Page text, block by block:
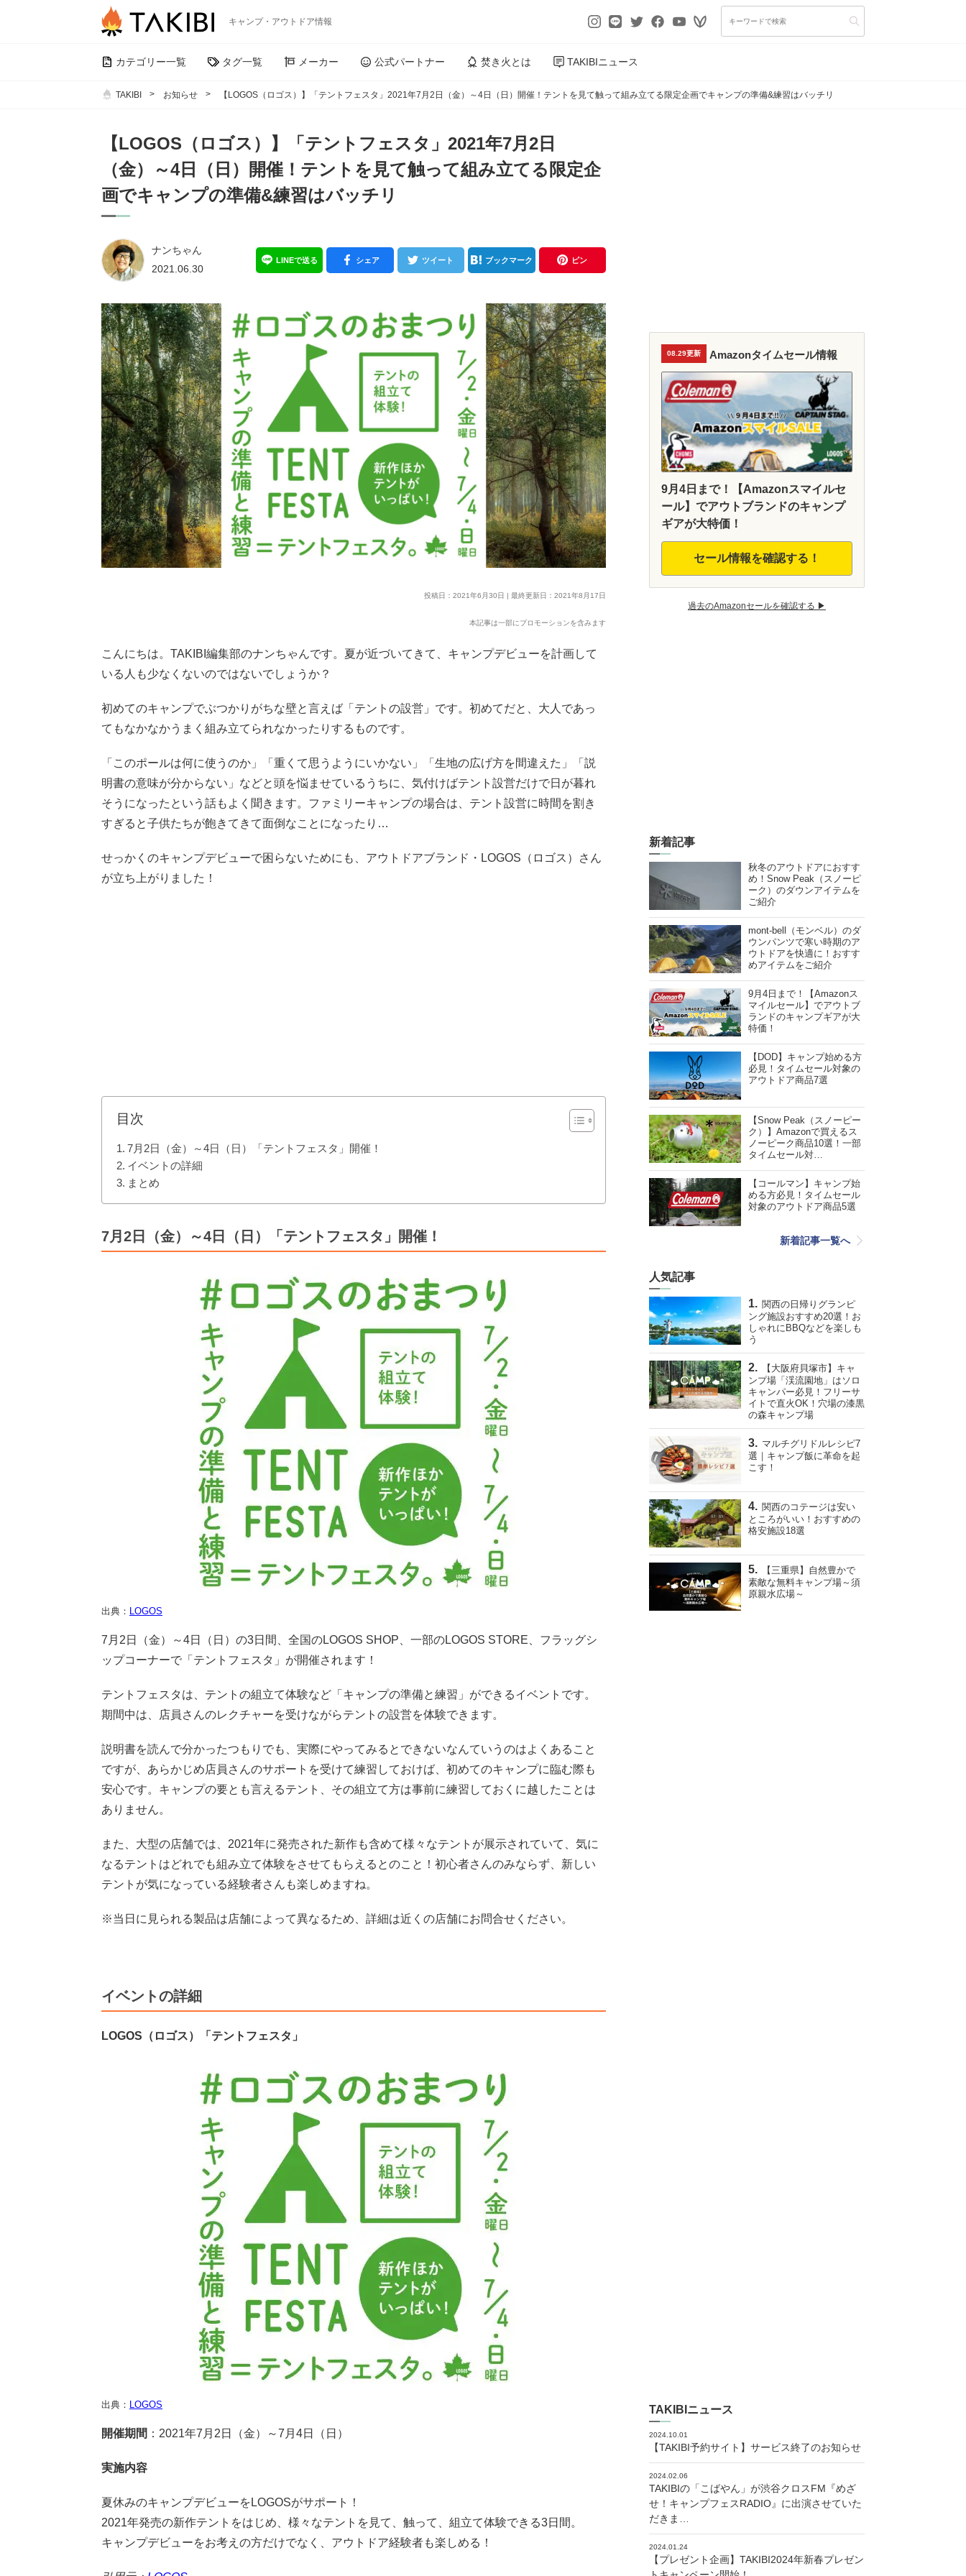
キャンプ・アウトドア情報
カテゴリー一覧 タグ一覧 メーカー 公式パートナー 焚き火とは TAKIBIニュース
TAKIBI お知らせ 【LOGOS（ロゴス）】「テントフェスタ」2021年7月2日（金）～4日（日）開催！テントを見て触って組み立てる限定企画でキャンプの準備&練習はバッチリ
【LOGOS（ロゴス）】「テントフェスタ」2021年7月2日
（金）～4日（日）開催！テントを見て触って組み立てる限定企
画でキャンプの準備&練習はバッチリ
ナンちゃん
2021.06.30
LINEで送る シェア ツイート ブックマーク ピン
投稿日：2021年6月30日 | 最終更新日：2021年8月17日
本記事は一部にプロモーションを含みます
こんにちは。TAKIBI編集部のナンちゃんです。夏が近づいてきて、キャンプデビューを計画して
いる人も少なくないのではないでしょうか？
初めてのキャンプでぶつかりがちな壁と言えば「テントの設営」です。初めてだと、大人であっ
てもなかなかうまく組み立てられなかったりするものです。
「このポールは何に使うのか」「重くて思うようにいかない」「生地の広げ方を間違えた」「説
明書の意味が分からない」などと頭を悩ませているうちに、気付けばテント設営だけで日が暮れ
そうになったという話もよく聞きます。ファミリーキャンプの場合は、テント設営に時間を割き
すぎると子供たちが飽きてきて面倒なことになったり…
せっかくのキャンプデビューで困らないためにも、アウトドアブランド・LOGOS（ロゴス）さん
が立ち上がりました！
目次
7月2日（金）～4日（日）「テントフェスタ」開催！
イベントの詳細
まとめ
7月2日（金）～4日（日）「テントフェスタ」開催！
出典： LOGOS
7月2日（金）～4日（日）の3日間、全国のLOGOS SHOP、一部のLOGOS STORE、フラッグシ
ップコーナーで「テントフェスタ」が開催されます！
テントフェスタは、テントの組立て体験など「キャンプの準備と練習」ができるイベントです。
期間中は、店員さんのレクチャーを受けながらテントの設営を体験できます。
説明書を読んで分かったつもりでも、実際にやってみるとできないなんていうのはよくあること
ですが、あらかじめ店員さんのサポートを受けて練習しておけば、初めてのキャンプに臨む際も
安心です。キャンプの要とも言えるテント、その組立て方は事前に練習しておくに越したことは
ありません。
また、大型の店舗では、2021年に発売された新作も含めて様々なテントが展示されていて、気に
なるテントはどれでも組み立て体験をさせてもらえるとのこと！初心者さんのみならず、新しい
テントが気になっている経験者さんも楽しめますね。
※当日に見られる製品は店舗によって異なるため、詳細は近くの店舗にお問合せください。
イベントの詳細
LOGOS（ロゴス）「テントフェスタ」
出典： LOGOS
開催期間 ：2021年7月2日（金）～7月4日（日）
実施内容
夏休みのキャンプデビューをLOGOSがサポート！
2021年発売の新作テントをはじめ、様々なテントを見て、触って、組立て体験できる3日間。
キャンプデビューをお考えの方だけでなく、アウトドア経験者も楽しめる！
08.29更新 Amazonタイムセール情報
9月4日まで！【Amazonスマイルセ
ール】でアウトブランドのキャンプ
ギアが大特価！
セール情報を確認する！
過去のAmazonセールを確認する ▶︎
新着記事
秋冬のアウトドアにおすす
め！Snow Peak（スノーピ
ーク）のダウンアイテムを
ご紹介
mont-bell（モンベル）のダ
ウンパンツで寒い時期のア
ウトドアを快適に！おすす
めアイテムをご紹介
9月4日まで！【Amazonス
マイルセール】でアウトブ
ランドのキャンプギアが大
特価！
【DOD】キャンプ始める方
必見！タイムセール対象の
アウトドア商品7選
【Snow Peak（スノーピー
ク）】Amazonで買えるス
ノーピーク商品10選！一部
タイムセール対…
【コールマン】キャンプ始
める方必見！タイムセール
対象のアウトドア商品5選
新着記事一覧へ
人気記事
関西の日帰りグランピ
ング施設おすすめ20選！お
しゃれにBBQなどを楽しも
う
【大阪府貝塚市】キャ
ンプ場「渓流園地」はソロ
キャンパー必見！フリーサ
イトで直火OK！穴場の漆黒
の森キャンプ場
マルチグリドルレシピ7
選｜キャンプ飯に革命を起
こす！
関西のコテージは安い
ところがいい！おすすめの
格安施設18選
【三重県】自然豊かで
素敵な無料キャンプ場～須
原親水広場～
TAKIBIニュース
2024.10.01
【TAKIBI予約サイト】サービス終了のお知らせ
2024.02.06
TAKIBIの「こばやん」が渋谷クロスFM『めざ
せ！キャンプフェスRADIO』に出演させていた
だきま…
2024.01.24
【プレゼント企画】TAKIBI2024年新春プレゼン